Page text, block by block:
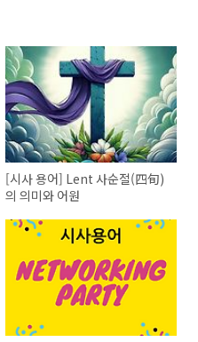
[시사 용어] Lent 사순절(四旬)
의 의미와 어원